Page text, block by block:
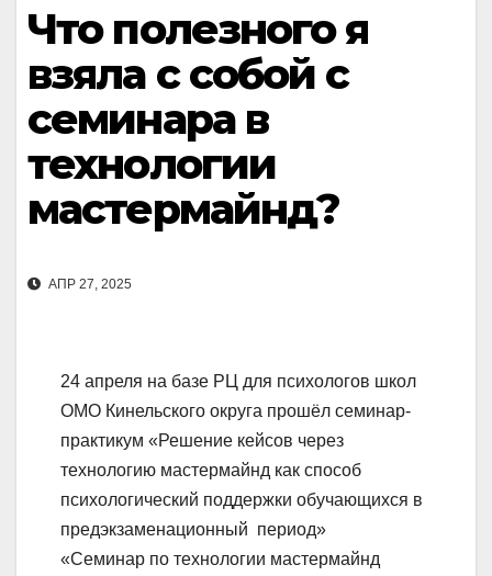
Что полезного я
взяла с собой с
семинара в
технологии
мастермайнд?
АПР 27, 2025
24 апреля на базе РЦ для психологов школ
ОМО Кинельского округа прошёл семинар-
практикум «Решение кейсов через
технологию мастермайнд как способ
психологический поддержки обучающихся в
предэкзаменационный период»
«Семинар по технологии мастермайнд